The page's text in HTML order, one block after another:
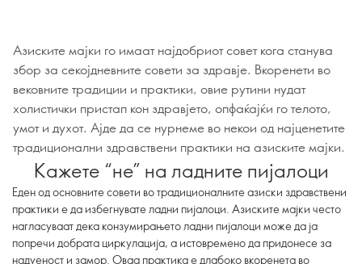
Азиските мајки го имаат најдобриот совет кога станува
збор за секојдневните совети за здравје. Вкоренети во
вековните традиции и практики, овие рутини нудат
холистички пристап кон здравјето, опфаќајќи го телото,
умот и духот. Ајде да се нурнеме во некои од најценетите
традиционални здравствени практики на азиските мајки.
Кажете “не” на ладните пијалоци
Еден од основните совети во традиционалните азиски здравствени
практики е да избегнувате ладни пијалоци. Азиските мајки често
нагласуваат дека конзумирањето ладни пијалоци може да ја
попречи добрата циркулација, а истовремено да придонесе за
надуеност и замор. Оваа практика е длабоко вкоренета во